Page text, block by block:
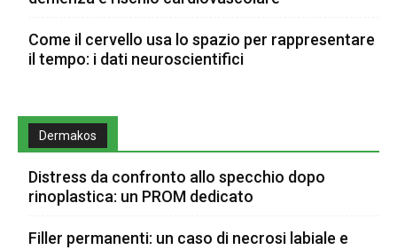
Come il cervello usa lo spazio per rappresentare
il tempo: i dati neuroscientifici
Dermakos
Distress da confronto allo specchio dopo
rinoplastica: un PROM dedicato
Filler permanenti: un caso di necrosi labiale e